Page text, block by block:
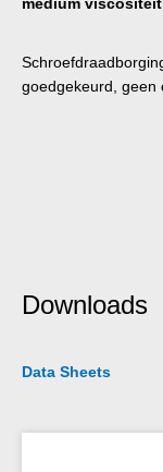
goedgekeurd, geen
Downloads
Data Sheets